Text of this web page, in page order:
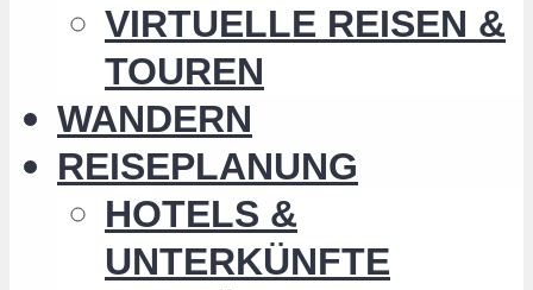
VIRTUELLE REISEN &
TOUREN
WANDERN
REISEPLANUNG
HOTELS &
UNTERKÜNFTE